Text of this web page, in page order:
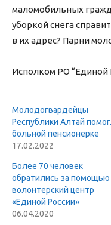
маломобильных
уборкой снега
в их адрес? Парни
Исполком РО “Единой
Молодогвардейцы
Республики Алтай
больной пенсионерке
17.02.2022
Более 70 человек
обратились за помощью
волонтерский центр
«Единой России»
06.04.2020